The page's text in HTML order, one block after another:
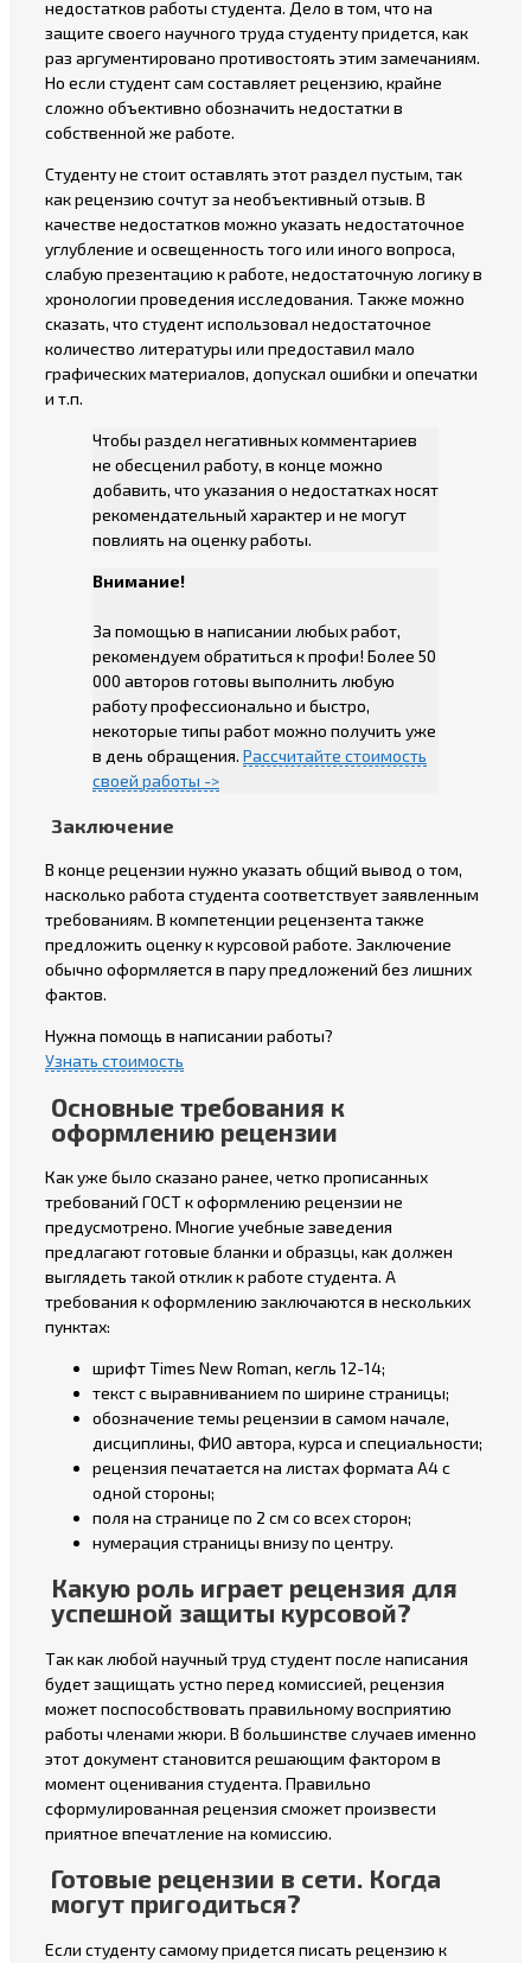
недостатков работы студента. Дело в том, что на
защите своего научного труда студенту придется, как
раз аргументировано противостоять этим замечаниям.
Но если студент сам составляет рецензию, крайне
сложно объективно обозначить недостатки в
собственной же работе.
Студенту не стоит оставлять этот раздел пустым, так
как рецензию сочтут за необъективный отзыв. В
качестве недостатков можно указать недостаточное
углубление и освещенность того или иного вопроса,
слабую презентацию к работе, недостаточную логику в
хронологии проведения исследования. Также можно
сказать, что студент использовал недостаточное
количество литературы или предоставил мало
графических материалов, допускал ошибки и опечатки
и т.п.
Чтобы раздел негативных комментариев
не обесценил работу, в конце можно
добавить, что указания о недостатках носят
рекомендательный характер и не могут
повлиять на оценку работы.
Внимание!
За помощью в написании любых работ,
рекомендуем обратиться к профи! Более 50
000 авторов готовы выполнить любую
работу профессионально и быстро,
некоторые типы работ можно получить уже
в день обращения. Рассчитайте стоимость
своей работы ->
Заключение
В конце рецензии нужно указать общий вывод о том,
насколько работа студента соответствует заявленным
требованиям. В компетенции рецензента также
предложить оценку к курсовой работе. Заключение
обычно оформляется в пару предложений без лишних
фактов.
Нужна помощь в написании работы?
Узнать стоимость
Основные требования к
оформлению рецензии
Как уже было сказано ранее, четко прописанных
требований ГОСТ к оформлению рецензии не
предусмотрено. Многие учебные заведения
предлагают готовые бланки и образцы, как должен
выглядеть такой отклик к работе студента. А
требования к оформлению заключаются в нескольких
пунктах:
шрифт Times New Roman, кегль 12-14;
текст с выравниванием по ширине страницы;
обозначение темы рецензии в самом начале,
дисциплины, ФИО автора, курса и специальности;
рецензия печатается на листах формата А4 с
одной стороны;
поля на странице по 2 см со всех сторон;
нумерация страницы внизу по центру.
Какую роль играет рецензия для
успешной защиты курсовой?
Так как любой научный труд студент после написания
будет защищать устно перед комиссией, рецензия
может поспособствовать правильному восприятию
работы членами жюри. В большинстве случаев именно
этот документ становится решающим фактором в
момент оценивания студента. Правильно
сформулированная рецензия сможет произвести
приятное впечатление на комиссию.
Готовые рецензии в сети. Когда
могут пригодиться?
Если студенту самому придется писать рецензию к